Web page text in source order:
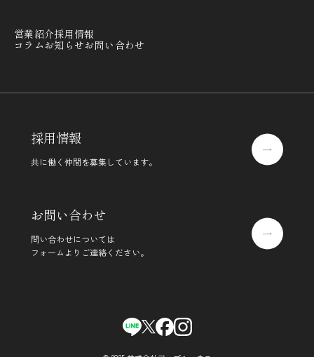
営業紹介採用情報
コラムお知らせお問い合わせ
採用情報
共に働く仲間を募集しています。
お問い合わせ
問い合わせについては
フォームよりご連絡ください。